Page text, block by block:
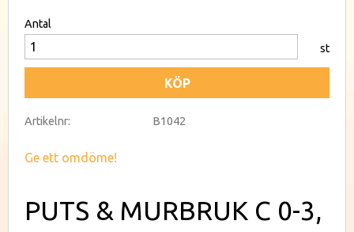
Antal
st
KÖP
Artikelnr B1042
Ge ett omdöme!
PUTS & MURBRUK C 0-3,